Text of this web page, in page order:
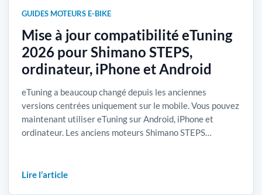
GUIDES MOTEURS E-BIKE
Mise à jour compatibilité eTuning
2026 pour Shimano STEPS,
ordinateur, iPhone et Android
eTuning a beaucoup changé depuis les anciennes
versions centrées uniquement sur le mobile. Vous pouvez
maintenant utiliser eTuning sur Android, iPhone et
ordinateur. Les anciens moteurs Shimano STEPS…
Lire l’article